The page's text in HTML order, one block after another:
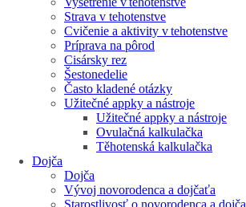
Strava v tehotenstve
Cvičenie a aktivity v tehotenstve
Príprava na pôrod
Cisársky rez
Šestonedelie
Často kladené otázky
Užitečné appky a nástroje
Užitečné appky a nástroje
Ovulačná kalkulačka
Těhotenská kalkulačka
Dojča
Dojča
Vývoj novorodenca a dojčaťa
Starostlivosť o novorodenca a dojča